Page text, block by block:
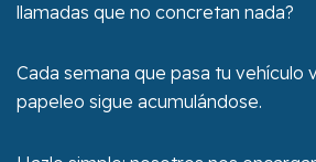
llamadas que no concretan nada?
Cada semana que pasa tu vehículo
papeleo sigue acumulándose.